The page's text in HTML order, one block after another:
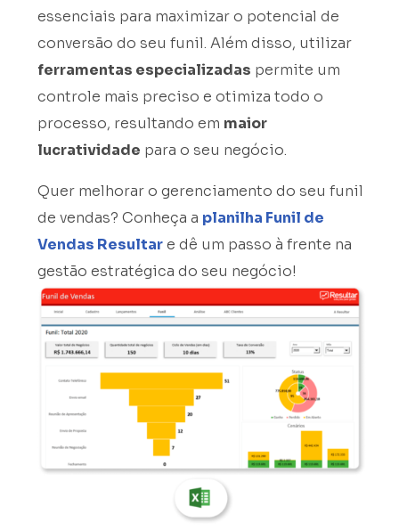
essenciais para maximizar o potencial de
conversão do seu funil. Além disso, utilizar
ferramentas especializadas permite um
controle mais preciso e otimiza todo o
processo, resultando em maior
lucratividade para o seu negócio.
Quer melhorar o gerenciamento do seu funil
de vendas? Conheça a planilha Funil de
Vendas Resultare dê um passo à frente na
gestão estratégica do seu negócio!